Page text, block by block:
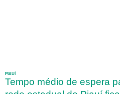
PIAUÍ
Tempo médio de espera